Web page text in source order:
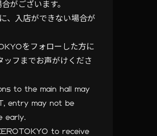
がございます。
、入店ができない場合が
をフォローした方に
ッフまでお声がけくださ
to the main hall may
entry may not be
early.
to receive